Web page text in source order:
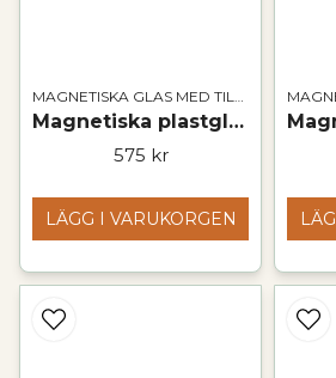
MAGNETISKA GLAS MED TILLBEHÖR
Magnetiska plastglas | BEER
575 kr
LÄGG I VARUKORGEN